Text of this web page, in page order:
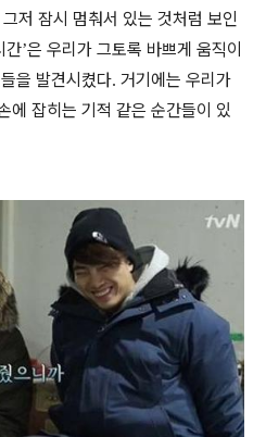
그저 잠시 멈춰서 있는 것처럼 보인
간’은 우리가 그토록 바쁘게 움직이
을 발견시켰다. 거기에는 우리가
에 잡히는 기적 같은 순간들이 있